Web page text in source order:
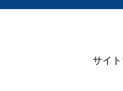
サイ